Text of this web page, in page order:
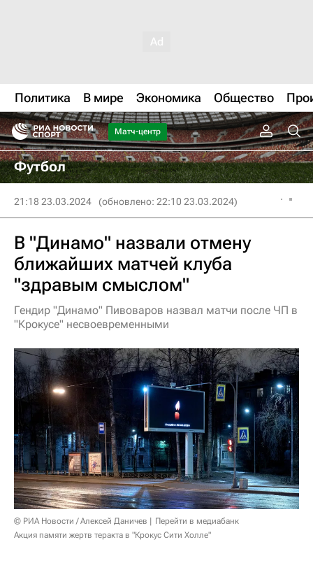
Политика В мире Экономика Общество
Матч-центр
Футбол
21:18 23.03.2024 (обновлено: 22:10 23.03.2024)
В "Динамо" назвали отмену
ближайших матчей клуба
"здравым смыслом"
Гендир "Динамо" Пивоваров назвал матчи после ЧП в
"Крокусе" несвоевременными
© РИА Новости / Алексей Даничев
Перейти в медиабанк
Акция памяти жертв теракта в "Крокус Сити Холле"